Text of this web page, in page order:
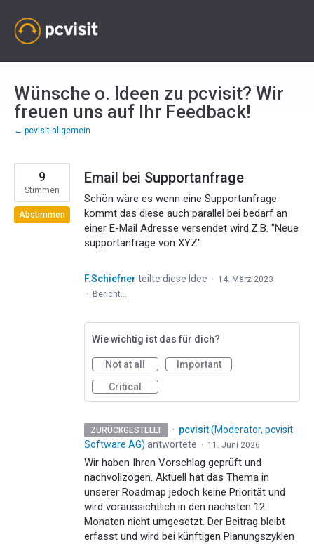
Zum
Inhalt
springen
Wünsche o. Ideen zu pcvisit? Wir
freuen uns auf Ihr Feedback!
← pcvisit allgemein
Email bei Supportanfrage
Schön wäre es wenn eine Supportanfrage
kommt das diese auch parallel bei bedarf an
einer E-Mail Adresse versendet wird.Z.B. "Neue
supportanfrage von XYZ"
9
Stimmen
Abstimmen
F.Schiefner teilte diese Idee · 14. März 2023
·
Bericht…
Wie wichtig ist das für dich?
Not at all
Important
Critical
ZURÜCKGESTELLT · pcvisit(Moderator, pcvisit
Software AG) antwortete · 11. Juni 2026
Wir haben Ihren Vorschlag geprüft und
nachvollzogen. Aktuell hat das Thema in
unserer Roadmap jedoch keine Priorität und
wird voraussichtlich in den nächsten 12
Monaten nicht umgesetzt. Der Beitrag bleibt
erfasst und wird bei künftigen Planungszyklen